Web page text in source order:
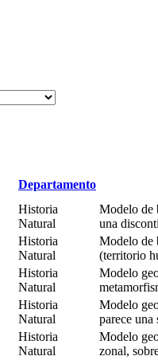
Departamento
Historia
Natural
Modelo de
una
Historia
Natural
Modelo de
(territorio
Historia
Natural
Modelo
Historia
Natural
Modelo
parece
Historia
Natural
Modelo
zonal,